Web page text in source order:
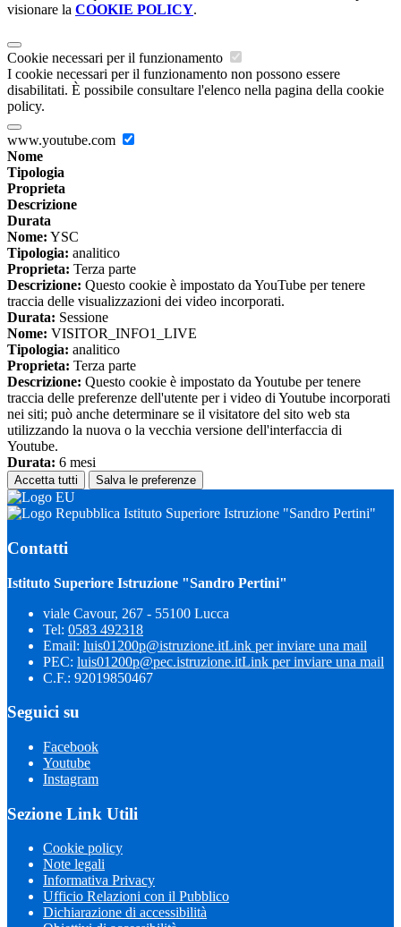
visionare la COOKIE POLICY.
Cookie necessari per il funzionamento
I cookie necessari per il funzionamento non possono essere
disabilitati. È possibile consultare l'elenco nella pagina della cookie
policy.
www.youtube.com
Nome
Tipologia
Proprieta
Descrizione
Durata
Nome: YSC
Tipologia: analitico
Proprieta: Terza parte
Descrizione: Questo cookie è impostato da YouTube per tenere
traccia delle visualizzazioni dei video incorporati.
Durata: Sessione
Nome: VISITOR_INFO1_LIVE
Tipologia: analitico
Proprieta: Terza parte
Descrizione: Questo cookie è impostato da Youtube per tenere
traccia delle preferenze dell'utente per i video di Youtube incorporati
nei siti; può anche determinare se il visitatore del sito web sta
utilizzando la nuova o la vecchia versione dell'interfaccia di
Youtube.
Durata: 6 mesi
Accetta tutti Salva le preferenze
Istituto Superiore Istruzione "Sandro Pertini"
Contatti
Istituto Superiore Istruzione "Sandro Pertini"
viale Cavour, 267 - 55100 Lucca
Tel: 0583 492318
Email: luis01200p@istruzione.itLink per inviare una mail
PEC: luis01200p@pec.istruzione.itLink per inviare una mail
C.F.: 92019850467
Seguici su
Facebook
Youtube
Instagram
Sezione Link Utili
Cookie policy
Note legali
Informativa Privacy
Ufficio Relazioni con il Pubblico
Dichiarazione di accessibilità